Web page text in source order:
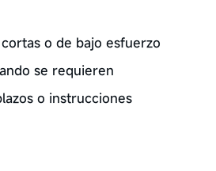
o de bajo esfuerzo
se requieren
o instrucciones